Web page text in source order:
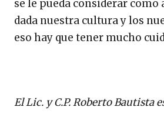
se le pueda considerar
dada nuestra cultura y los
eso hay que tener mucho
El Lic. y C.P. Roberto Bautista